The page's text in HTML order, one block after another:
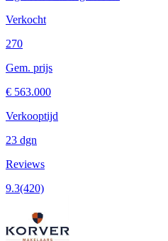
Verkocht
270
Gem. prijs
€ 563.000
Verkooptijd
23 dgn
Reviews
9.3(420)